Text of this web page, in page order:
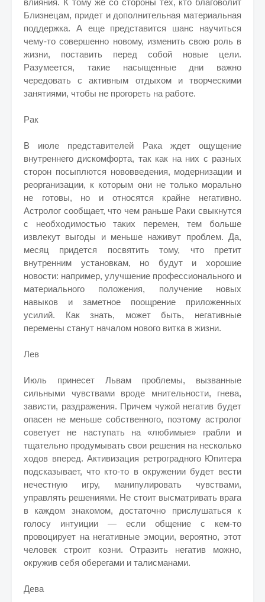
влияния. К тому же со стороны тех, кто благоволит
Близнецам, придет и дополнительная материальная
поддержка. А еще представится шанс научиться
чему-то совершенно новому, изменить свою роль в
жизни, поставить перед собой новые цели.
Разумеется, такие насыщенные дни важно
чередовать с активным отдыхом и творческими
занятиями, чтобы не прогореть на работе.
Рак
В июле представителей Рака ждет ощущение
внутреннего дискомфорта, так как на них с разных
сторон посыплются нововведения, модернизации и
реорганизации, к которым они не только морально
не готовы, но и относятся крайне негативно.
Астролог сообщает, что чем раньше Раки свыкнутся
с необходимостью таких перемен, тем больше
извлекут выгоды и меньше наживут проблем. Да,
месяц придется посвятить тому, что претит
внутренним установкам, но будут и хорошие
новости: например, улучшение профессионального и
материального положения, получение новых
навыков и заметное поощрение приложенных
усилий. Как знать, может быть, негативные
перемены станут началом нового витка в жизни.
Лев
Июль принесет Львам проблемы, вызванные
сильными чувствами вроде мнительности, гнева,
зависти, раздражения. Причем чужой негатив будет
опасен не меньше собственного, поэтому астролог
советует не наступать на «любимые» грабли и
тщательно продумывать свои решения на несколько
ходов вперед. Активизация ретроградного Юпитера
подсказывает, что кто-то в окружении будет вести
нечестную игру, манипулировать чувствами,
управлять решениями. Не стоит высматривать врага
в каждом знакомом, достаточно прислушаться к
голосу интуиции — если общение с кем-то
провоцирует на негативные эмоции, вероятно, этот
человек строит козни. Отразить негатив можно,
окружив себя оберегами и талисманами.
Дева